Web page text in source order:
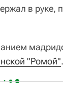
в руке,
"Ромой".